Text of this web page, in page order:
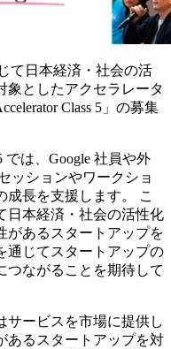
て日本経済・社会の活
象としたアクセラレータ
Class 5」の募集
では、Google 社員や外
ッションやワークショ
成長を支援します。 こ
日本経済・社会の活性化
があるスタートアップを
通じてスタートアップの
つながることを期待して
サービスを市場に提供し
あるスタートアップを対